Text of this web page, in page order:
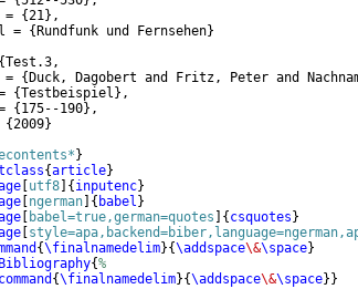
=
{21} ,
=
{ Rundfunk und Fernsehen}
{Test.3,
=
{ Duck, Dagobert and Fritz, Peter and
{Testbeispiel } ,
{ 175--190} ,
{2009}
}
{article}
utf8 { inputenc}
ngerman { babel }
babel=true,german=quotes { csquotes }
{\finalnamedelim}{\addspace\&\space}
{%
{\finalnamedelim}{\addspace\&\space}}